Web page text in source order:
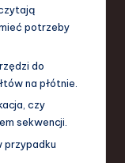
potrzeby
do
na płótnie.
czy
sekwencji.
przypadku